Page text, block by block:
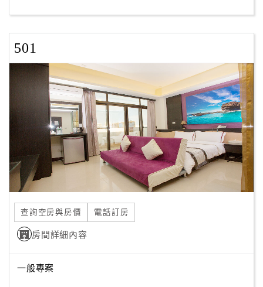
客
服
聯
線
客
服
紅
利
查
501
查詢空房與房價 電話訂房
房間詳細內容
一般專案